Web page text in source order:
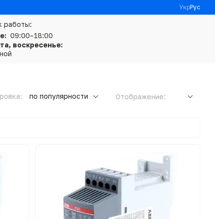
УкрРус
работы:
09:00–18:00
воскресенье:
по популярности Отображение: